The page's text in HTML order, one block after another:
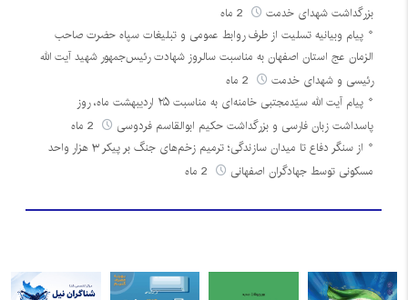
بزرگداشت شهدای خدمت
پیام وبیانیه تسلیت از طرف روابط عمومی و تبلیغات سپاه حضرت صاحب
الزمان عج استان اصفهان به مناسبت سالروز شهادت رئیس‌جمهور شهید آیت الله
رئیسی و شهدای خدمت
پیام آیت الله سیّدمجتبی خامنه‌ای به مناسبت ۲۵ اردیبهشت ماه، روز
پاسداشت زبان فارسی و بزرگداشت حکیم ابوالقاسم فردوسی
از سنگر دفاع تا میدان سازندگی؛ ترمیم زخم‌های جنگ بر پیکر ۳ هزار واحد
مسکونی توسط جهادگران اصفهانی